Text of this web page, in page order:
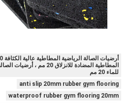
المطاطية المضادة للانزلاق
للماء 20 مم
anti slip 20mm rubber gym flooring
waterproof rubber gym flooring 20mm